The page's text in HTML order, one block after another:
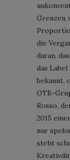
Grenzen
die
daran,
das
bekannt,
OTB-
Rosso,
2015
nur
steht